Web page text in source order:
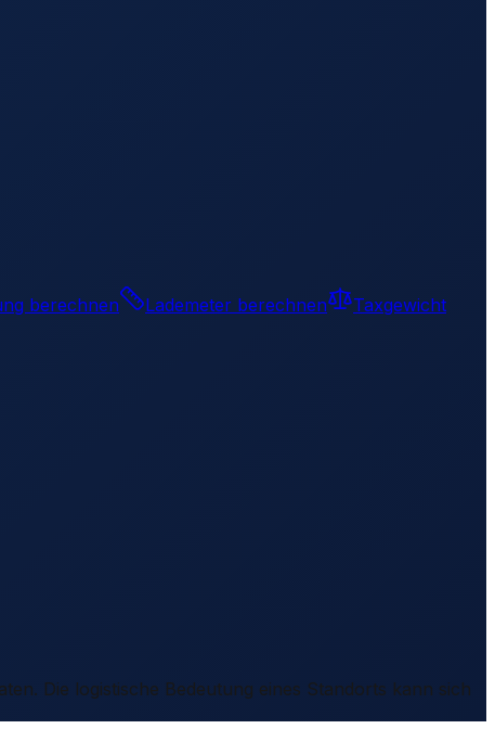
berechnen Lademeter berechnen
Taxgewicht
Die logistische Bedeutung eines Standorts kann sich